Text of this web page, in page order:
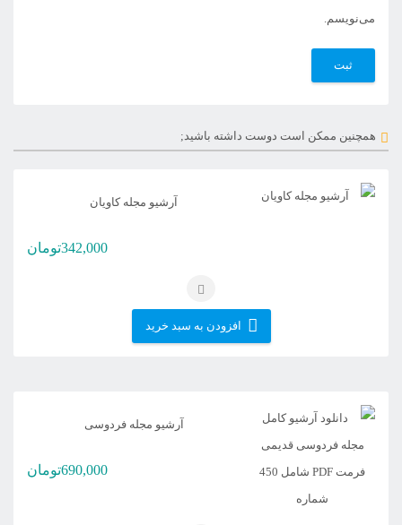
می‌نویسم.
همچنین ممکن است دوست داشته باشید;
آرشیو مجله کاویان
342,000تومان
افزودن به سبد خرید
آرشیو مجله فردوسی
690,000تومان